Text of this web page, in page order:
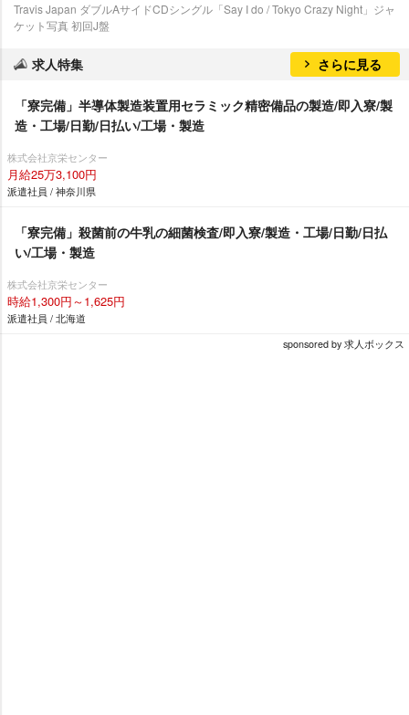
Travis Japan ダブルAサイドCDシングル「Say I do / Tokyo Crazy Night」ジャ
ケット写真 初回J盤
求人特集 さらに見る
「寮完備」半導体製造装置用セラミック精密備品の製造/即入寮/製
造・工場/日勤/日払い/工場・製造
株式会社京栄センター
月給25万3,100円
派遣社員 / 神奈川県
「寮完備」殺菌前の牛乳の細菌検査/即入寮/製造・工場/日勤/日払
い/工場・製造
株式会社京栄センター
時給1,300円～1,625円
派遣社員 / 北海道
sponsored by 求人ボックス